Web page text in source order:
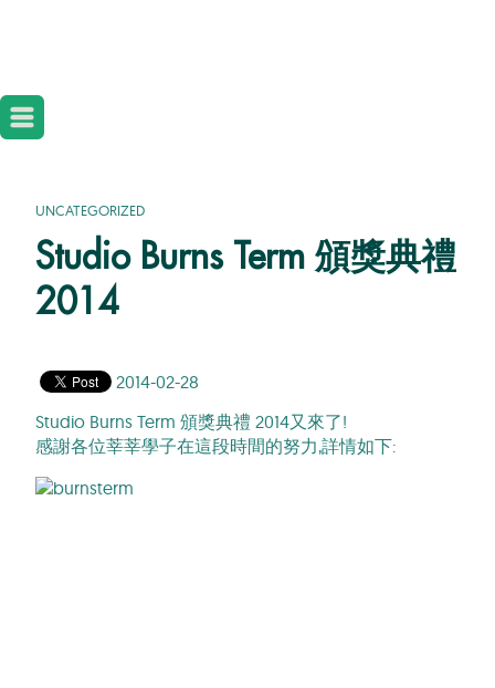
UNCATEGORIZED
Studio Burns Term 頒獎典禮
2014
2014-02-28
Studio Burns Term 頒獎典禮 2014又來了!
感謝各位莘莘學子在這段時間的努力,詳情如下: